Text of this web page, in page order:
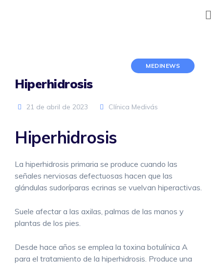
MEDINEWS
Hiperhidrosis
21 de abril de 2023 Clínica Medivás
Hiperhidrosis
La hiperhidrosis primaria se produce cuando las
señales nerviosas defectuosas hacen que las
glándulas sudoríparas ecrinas se vuelvan hiperactivas.
Suele afectar a las axilas, palmas de las manos y
plantas de los pies.
Desde hace años se emplea la toxina botulínica A
para el tratamiento de la hiperhidrosis. Produce una